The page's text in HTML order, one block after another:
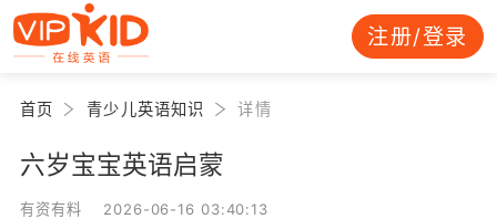
注册/登录
首页 青少儿英语知识 详情
六岁宝宝英语启蒙
有资有料 2026-06-16 03:40:13